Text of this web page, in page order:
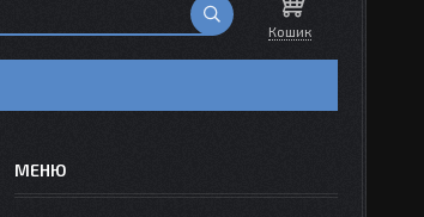
Кошик